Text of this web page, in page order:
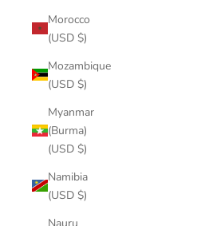
Morocco
(USD $)
Mozambique
(USD $)
Myanmar
(Burma)
(USD $)
Namibia
(USD $)
Nauru